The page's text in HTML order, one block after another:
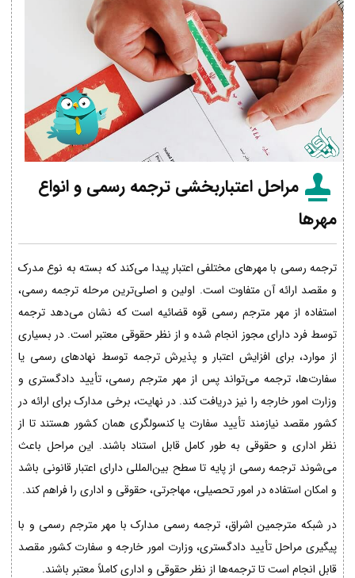
مراحل اعتباربخشی ترجمه رسمی و انواع
مهرها
ترجمه رسمی با مهرهای مختلفی اعتبار پیدا می‌کند که بسته به نوع مدرک
و مقصد ارائه آن متفاوت است. اولین و اصلی‌ترین مرحله ترجمه رسمی،
استفاده از مهر مترجم رسمی قوه قضائیه است که نشان می‌دهد ترجمه
توسط فرد دارای مجوز انجام شده و از نظر حقوقی معتبر است. در بسیاری
از موارد، برای افزایش اعتبار و پذیرش ترجمه توسط نهادهای رسمی یا
سفارت‌ها، ترجمه می‌تواند پس از مهر مترجم رسمی، تأیید دادگستری و
وزارت امور خارجه را نیز دریافت کند. در نهایت، برخی مدارک برای ارائه در
کشور مقصد نیازمند تأیید سفارت یا کنسولگری همان کشور هستند تا از
نظر اداری و حقوقی به طور کامل قابل استناد باشند. این مراحل باعث
می‌شوند ترجمه رسمی از پایه تا سطح بین‌المللی دارای اعتبار قانونی باشد
و امکان استفاده در امور تحصیلی، مهاجرتی، حقوقی و اداری را فراهم کند.
در شبکه مترجمین اشراق، ترجمه رسمی مدارک با مهر مترجم رسمی و با
پیگیری مراحل تأیید دادگستری، وزارت امور خارجه و سفارت کشور مقصد
قابل انجام است تا ترجمه‌ها از نظر حقوقی و اداری کاملاً معتبر باشند.